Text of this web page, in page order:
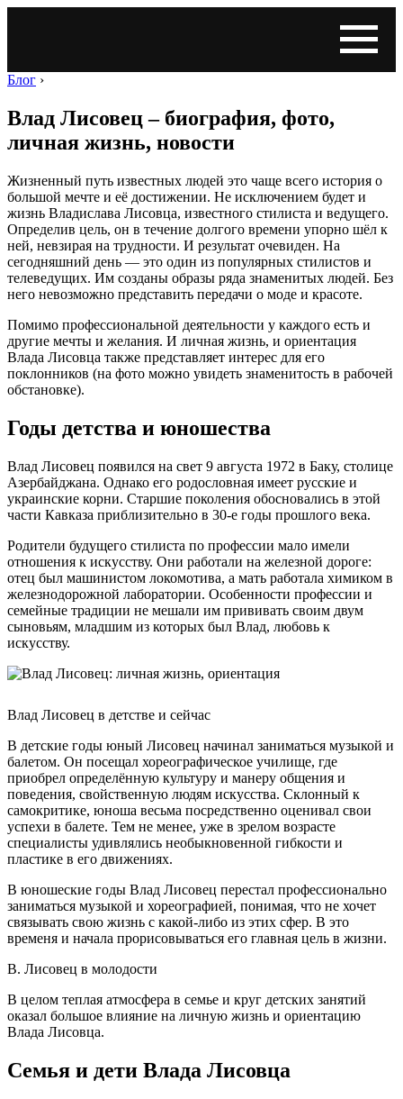
Блог ›
Влад Лисовец – биография, фото,
личная жизнь, новости
Жизненный путь известных людей это чаще всего история о
большой мечте и её достижении. Не исключением будет и
жизнь Владислава Лисовца, известного стилиста и ведущего.
Определив цель, он в течение долгого времени упорно шёл к
ней, невзирая на трудности. И результат очевиден. На
сегодняшний день — это один из популярных стилистов и
телеведущих. Им созданы образы ряда знаменитых людей. Без
него невозможно представить передачи о моде и красоте.
Помимо профессиональной деятельности у каждого есть и
другие мечты и желания. И личная жизнь, и ориентация
Влада Лисовца также представляет интерес для его
поклонников (на фото можно увидеть знаменитость в рабочей
обстановке).
Годы детства и юношества
Влад Лисовец появился на свет 9 августа 1972 в Баку, столице
Азербайджана. Однако его родословная имеет русские и
украинские корни. Старшие поколения обосновались в этой
части Кавказа приблизительно в 30-е годы прошлого века.
Родители будущего стилиста по профессии мало имели
отношения к искусству. Они работали на железной дороге:
отец был машинистом локомотива, а мать работала химиком в
железнодорожной лаборатории. Особенности профессии и
семейные традиции не мешали им прививать своим двум
сыновьям, младшим из которых был Влад, любовь к
искусству.
Влад Лисовец в детстве и сейчас
В детские годы юный Лисовец начинал заниматься музыкой и
балетом. Он посещал хореографическое училище, где
приобрел определённую культуру и манеру общения и
поведения, свойственную людям искусства. Склонный к
самокритике, юноша весьма посредственно оценивал свои
успехи в балете. Тем не менее, уже в зрелом возрасте
специалисты удивлялись необыкновенной гибкости и
пластике в его движениях.
В юношеские годы Влад Лисовец перестал профессионально
заниматься музыкой и хореографией, понимая, что не хочет
связывать свою жизнь с какой-либо из этих сфер. В это
временя и начала прорисовываться его главная цель в жизни.
В. Лисовец в молодости
В целом теплая атмосфера в семье и круг детских занятий
оказал большое влияние на личную жизнь и ориентацию
Влада Лисовца.
Семья и дети Влада Лисовца